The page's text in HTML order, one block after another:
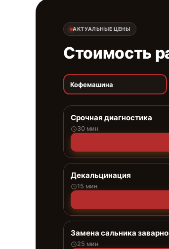
АКТУАЛЬНЫЕ ЦЕНЫ
Стоимость
Кофемашина
Срочная диагностика
30 мин
Декальцинация
15 мин
Замена сальника
25 мин